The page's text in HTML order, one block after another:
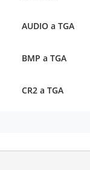
AUDIO a TGA
BMP a TGA
CR2 a TGA